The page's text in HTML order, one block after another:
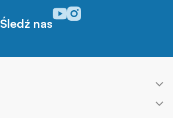
Śledź nas
Odwiedź nasz profil w
Odwiedź nasz profil w